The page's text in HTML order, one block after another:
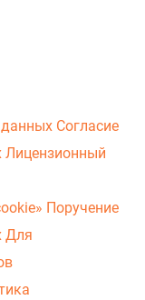
данных Согласие
Лицензионный
Поручение
Для